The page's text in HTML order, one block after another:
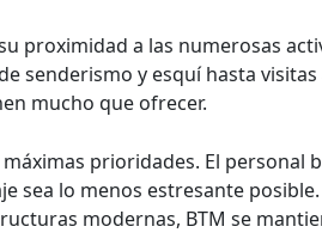
proximidad a las numerosas
senderismo y esquí hasta
mucho que ofrecer.
prioridades. El personal
sea lo menos estresante posible.
modernas, BTM se